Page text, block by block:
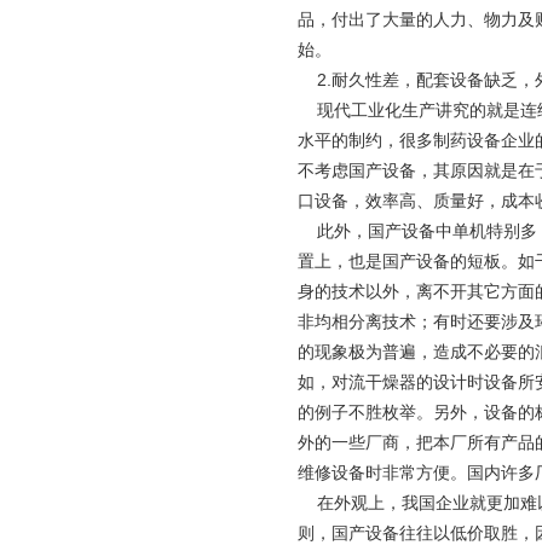
品，付出了大量的人力、物力
始。
2.耐久性差，配套设备缺乏，
现代工业化生产讲究的就是连
水平的制约，很多制药设备企
不考虑国产设备，其原因就是
口设备，效率高、质量好，成本
此外，国产设备中单机特别多
置上，也是国产设备的短板。
身的技术以外，离不开其它方
非均相分离技术；有时还要涉
的现象极为普遍，造成不必要
如，对流干燥器的设计时设备
的例子不胜枚举。另外，设备
外的一些厂商，把本厂所有产
维修设备时非常方便。国内许
在外观上，我国企业就更加难
则，国产设备往往以低价取胜